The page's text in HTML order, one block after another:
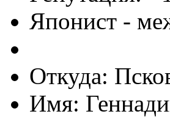
Японист -
Откуда:
Имя: